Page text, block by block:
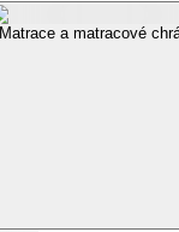
Matrace a matracové